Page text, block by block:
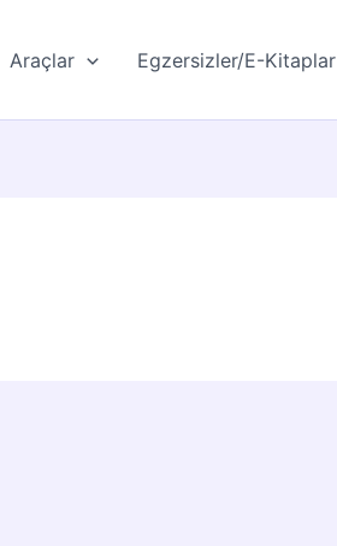
Araçlar Egzersizler/E-Kitaplar